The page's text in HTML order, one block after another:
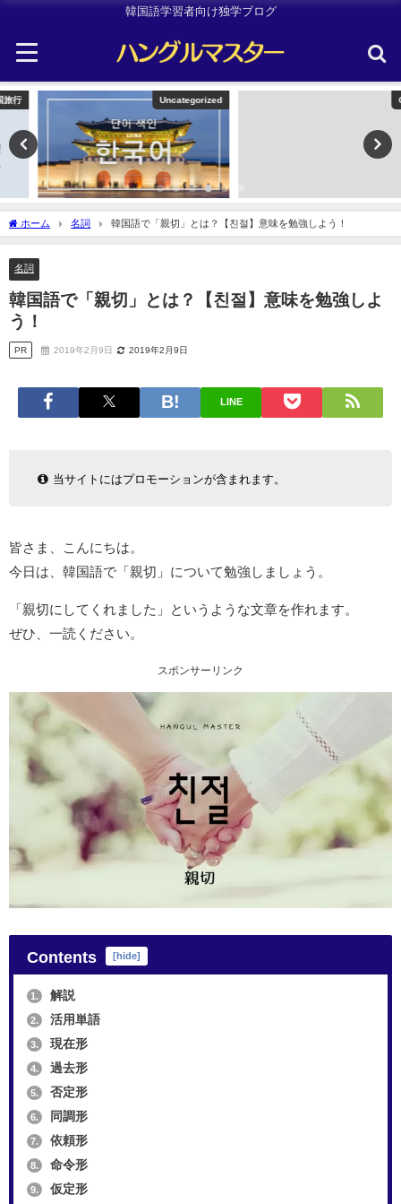
韓国語学習者向け独学ブログ
Uncategorized
ホーム 名詞 韓国語で「親切」とは？【친절】意味を勉強しよう！
名詞
韓国語で「親切」とは？【친절】意味を勉強しよ
う！
PR 2019年2月9日 2019年2月9日
LINE
当サイトにはプロモーションが含まれます。
皆さま、こんにちは。
今日は、韓国語で「親切」について勉強しましょう。
「親切にしてくれました」というような文章を作れます。
ぜひ、一読ください。
スポンサーリンク
Contents [hide]
1. 解説
2. 活用単語
3. 現在形
4. 過去形
5. 否定形
6. 同調形
7. 依頼形
8. 命令形
9. 仮定形